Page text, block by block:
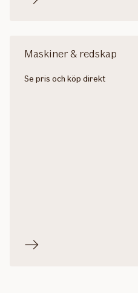
Maskiner & redskap
Se pris och köp direkt